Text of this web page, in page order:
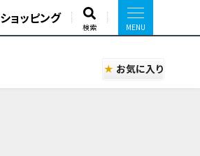
ショッピング
検索
お気に入り